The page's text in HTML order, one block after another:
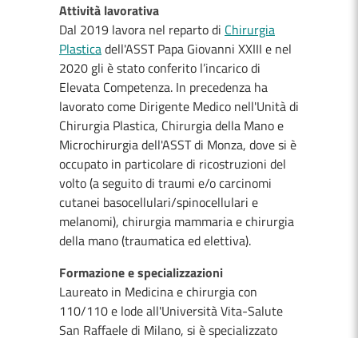
Attività lavorativa
Dal 2019 lavora nel reparto di Chirurgia
Plasticadell'ASST Papa Giovanni XXIII e nel
2020 gli è stato conferito l’incarico di
Elevata Competenza. In precedenza ha
lavorato come Dirigente Medico nell'Unità di
Chirurgia Plastica, Chirurgia della Mano e
Microchirurgia dell'ASST di Monza, dove si è
occupato in particolare di ricostruzioni del
volto (a seguito di traumi e/o carcinomi
cutanei basocellulari/spinocellulari e
melanomi), chirurgia mammaria e chirurgia
della mano (traumatica ed elettiva).
Formazione e specializzazioni
Laureato in Medicina e chirurgia con
110/110 e lode all'Università Vita-Salute
San Raffaele di Milano, si è specializzato